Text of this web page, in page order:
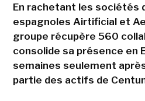
En rachetant les sociétés
espagnoles Airtificial et
groupe récupère 560
consolide sa présence en
semaines seulement
partie des actifs de